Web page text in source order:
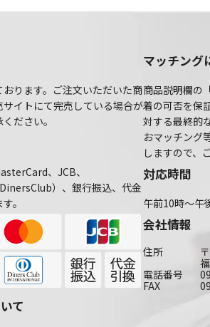
ります。ご注文いただいた商
イトにて完売している場合が
ださい。
、JCB、
）、銀行振込、代金
。
て
マッチング
商品説明欄の
着の可否を保
対する最終的
おマッチング
しますので、
対応時間
午前10時～午
会社情報
住所
電話番号
FAX